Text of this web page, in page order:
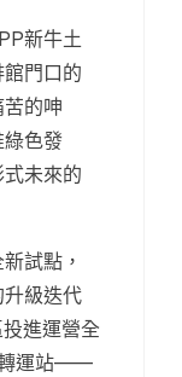
新牛土
門口的
的呻
色發
未來的
試點，
級迭代
進運營全
轉運站——